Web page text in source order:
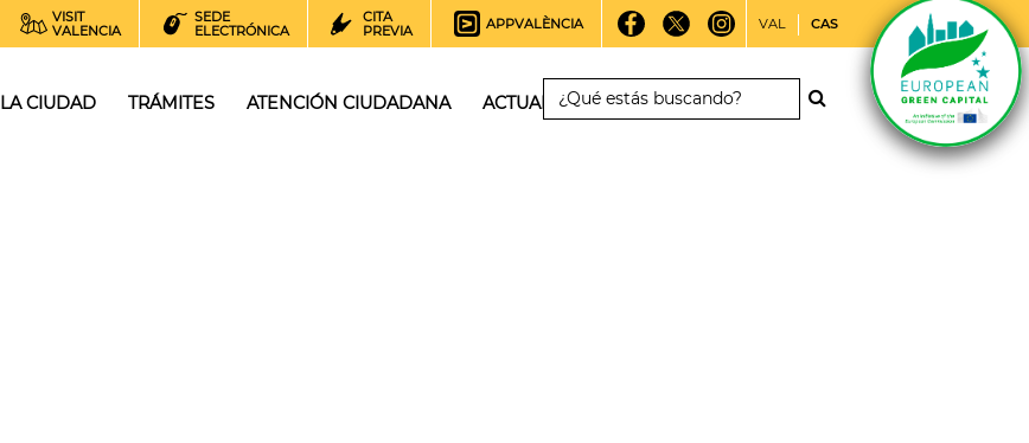
VISIT
VALENCIA
SEDE
ELECTRÓNICA
CITA
PREVIA
APPVALÈNCIA VAL CAS
LA CIUDAD TRÁMITES ATENCIÓN CIUDADANA ACTUALIDAD